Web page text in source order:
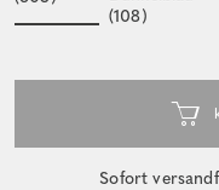
Sofort